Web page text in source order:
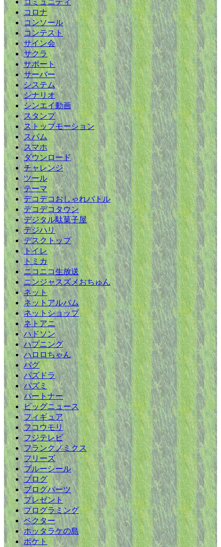
コロナ
コンソール
コンテスト
サイン会
サクラ
サポート
サーバー
システム
シナリオ
シンエイ動画
スタンプ
ストップモーション
スパム
スマホ
ダウンロード
チャレンジ
ツール
テーマ
デコデコおしゃれバトル
デコデコタウン
デジタル駄菓子屋
デジハリ
デスクトップ
トイレ
トミカ
ニコニコ生放送
ニンジャスズメおちゅん
ネット
ネットアルバム
ネットショップ
ネトアニ
ハドソン
ハプニング
ハロロちゃん
バグ
パズドラ
パズミ
パートナー
ビッグニュース
フィギュア
フコウモリ
フジテレビ
フランクノミクス
フリーズ
ブルーシール
ブログ
ブログパーツ
プレゼント
プログラミング
ベクター
ホッタラケの島
ポケト